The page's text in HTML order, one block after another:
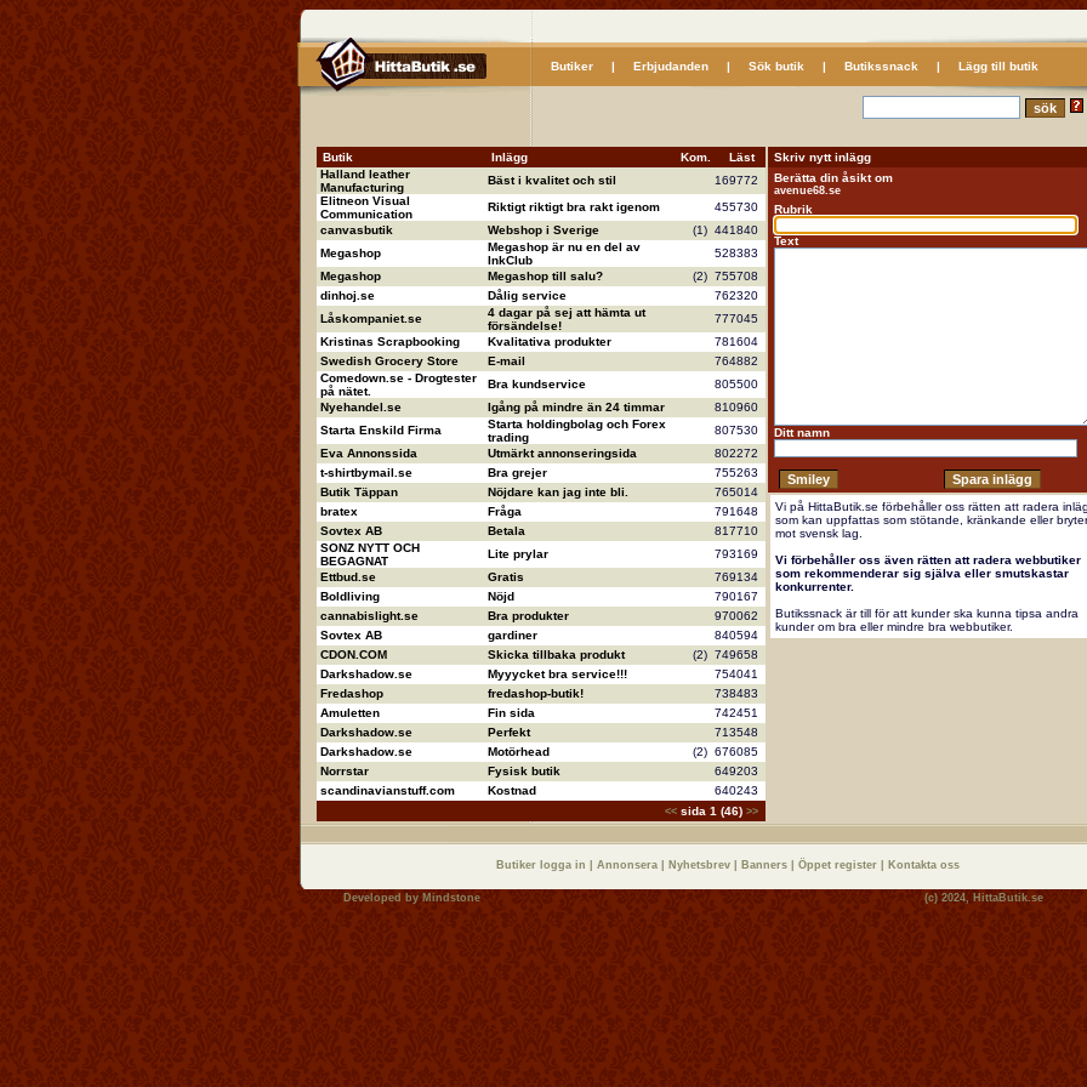
Butiker| Erbjudanden| Sök butik | Butikssnack | Lägg till butik
Butik Inlägg Kom.
Läst
Halland leather
Manufacturing
Bäst i kvalitet och stil
169772
Elitneon Visual
Communication
Riktigt riktigt bra rakt igenom
455730
canvasbutik
Webshop i Sverige (1) 441840
Megashop
Megashop är nu en del av
InkClub
528383
Megashop
Megashop till salu? (2) 755708
dinhoj.se
Dålig service
762320
Låskompaniet.se
4 dagar på sej att hämta ut
försändelse!
777045
Kristinas Scrapbooking
Kvalitativa produkter
781604
Swedish Grocery Store
E-mail
764882
Comedown.se - Drogtester
på nätet.
Bra kundservice
805500
Nyehandel.se
Igång på mindre än 24 timmar
810960
Starta Enskild Firma
Starta holdingbolag och Forex
trading
807530
Eva Annonssida
Utmärkt annonseringsida
802272
t-shirtbymail.se
Bra grejer
755263
Butik Täppan
Nöjdare kan jag inte bli.
765014
bratex
Fråga
791648
Sovtex AB
Betala
817710
SONZ NYTT OCH
BEGAGNAT
Lite prylar
793169
Ettbud.se
Gratis
769134
Boldliving
Nöjd
790167
cannabislight.se
Bra produkter
970062
Sovtex AB
gardiner
840594
CDON.COM
Skicka tillbaka produkt (2) 749658
Darkshadow.se
Myyycket bra service!!!
754041
Fredashop
fredashop-butik!
738483
Amuletten
Fin sida
742451
Darkshadow.se
Perfekt
713548
Darkshadow.se
Motörhead (2) 676085
Norrstar
Fysisk butik
649203
scandinavianstuff.com
Kostnad 640243
<< sida 1 (46) >>
Skriv nytt inlägg
Berätta din åsikt om
avenue68.se
Rubrik
Text
Ditt namn
Vi på HittaButik.se förbehåller oss rätten att radera
som kan uppfattas som stötande, kränkande eller bryter
mot svensk lag.
Vi förbehåller oss även rätten att radera webbutiker
som rekommenderar sig själva eller smutskastar
konkurrenter.
Butikssnack är till för att kunder ska kunna tipsa andra
kunder om bra eller mindre bra webbutiker.
Butiker logga in Annonsera Nyhetsbrev Banners Öppet register Kontakta oss
Developed by Mindstone (c) 2024, HittaButik.se